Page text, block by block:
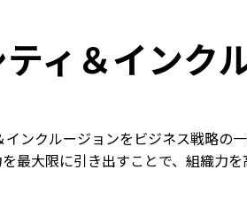
ィ＆インク
ンクルージョンをビジネス戦略の
最大限に引き出すことで、組織力を